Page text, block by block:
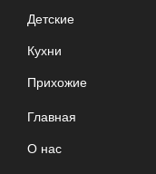
Детские
Кухни
Прихожие
Главная
О нас